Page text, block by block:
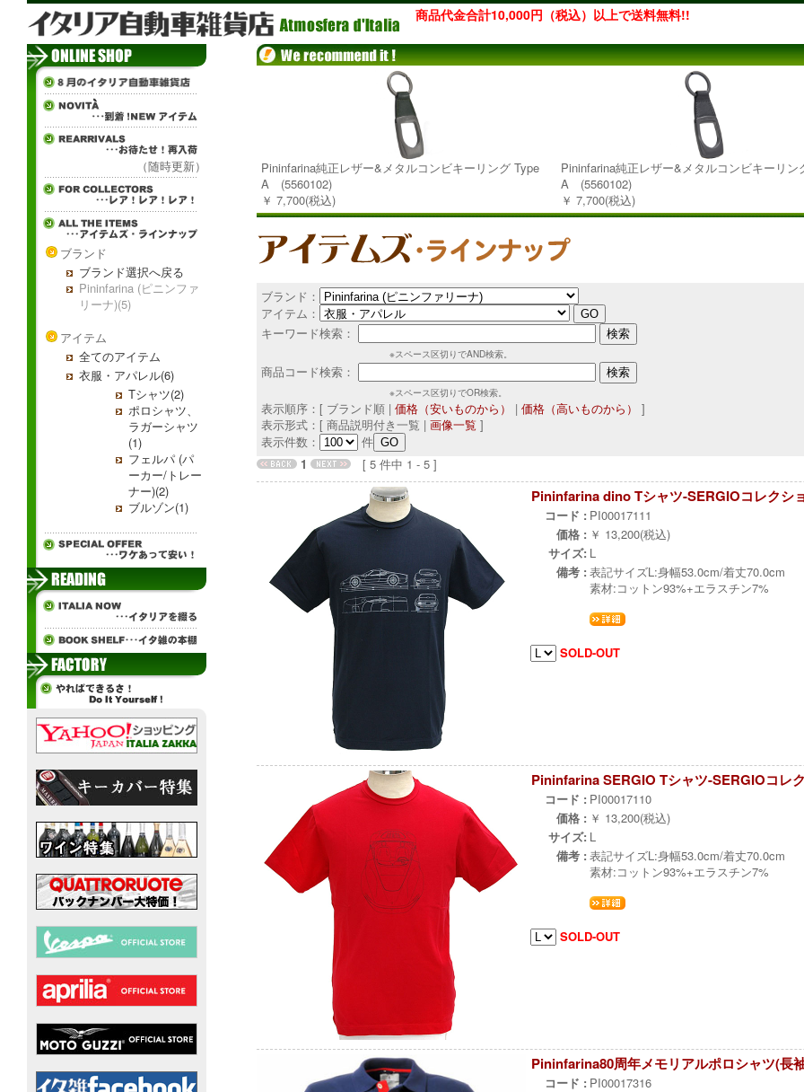
商品代金合計10,000円（税込）以上で送料無料!!
（随時更新）
ブランド
ブランド選択へ戻る
Pininfarina (ピニンファ
リーナ)(5)
アイテム
全てのアイテム
衣服・アパレル(6)
Tシャツ(2)
ポロシャツ、
ラガーシャツ
(1)
フェルパ (パ
ーカー/トレー
ナー)(2)
ブルゾン(1)
Pininfarina純正レザー&メタルコンビキーリング Type
A (5560102)
￥ 7,700(税込)
Pininfarina純正レザー&メタルコンビキーリン
A (5560102)
￥ 7,700(税込)
ブランド：
アイテム：
キーワード検索：
※スペース区切りでAND検索。
商品コード検索：
※スペース区切りでOR検索。
表示順序：[ ブランド順 | 価格（安いものから） | 価格（高いものから）
]
表示形式：[ 商品説明付き一覧 | 画像一覧 ]
表示件数：
件
1
[ 5 件中 1 - 5 ]
Pininfarina dino Tシャツ-SERGIOコレクシ
コード : PI00017111
価格 : ￥ 13,200(税込)
サイズ: L
備考 : 表記サイズL:身幅53.0cm/着丈70.0cm
素材:コットン93%+エラスチン7%
SOLD-OUT
Pininfarina SERGIO Tシャツ-SERGIOコレ
コード : PI00017110
価格 : ￥ 13,200(税込)
サイズ: L
備考 : 表記サイズL:身幅53.0cm/着丈70.0cm
素材:コットン93%+エラスチン7%
SOLD-OUT
Pininfarina80周年メモリアルポロシャツ(長
コード : PI00017316